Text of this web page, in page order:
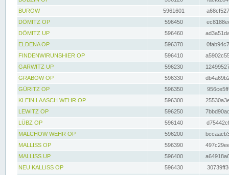
BUROW
5961601
DÖMITZ OP
596450
DÖMITZ UP
596460
ELDENA OP
596370
FINDENWIRUNSHIER OP
596410
GARWITZ UP
596230
GRABOW OP
596330
GÜRITZ OP
596350
KLEIN LAASCH WEHR OP
596300
LEWITZ OP
596250
LÜBZ OP
596140
MALCHOW WEHR OP
596200
MALLISS OP
596390
MALLISS UP
596400
NEU KALLISS OP
596430